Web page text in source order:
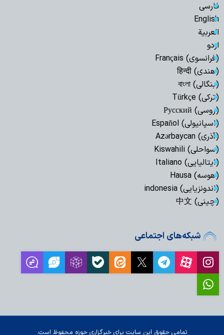
فارسی
English
العربیة
اردو
(فرانسوی) Français
(هندی) हिन्दी
(بنگالی) বাংলা
(ترکی) Türkçe
(روسی) Русский
(اسپانیولی) Español
(آذری) Azərbaycan
(سواحلی) Kiswahili
(ایتالیایی) Italiano
(هوسه) Hausa
(اندونزیایی) indonesia
(چینی) 中文
شبکه‌های اجتماعی
تمامی حقوق این سایت برای خبرگزاری حوزه محفوظ است.